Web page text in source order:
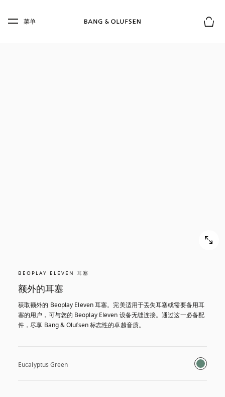
Skip to main footer
菜单
BEOPLAY ELEVEN 耳塞
额外的耳塞
获取额外的 Beoplay Eleven 耳塞。完美适用于丢失耳塞或需要备用耳
塞的用户，可与您的 Beoplay Eleven 设备无缝连接。通过这一必备配
件，尽享 Bang & Olufsen 标志性的卓越音质。
Eucalyptus Green